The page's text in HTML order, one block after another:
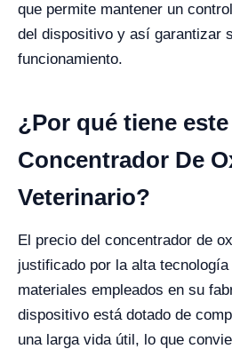
que permite mantener un
del dispositivo y así garantizar
funcionamiento.
¿Por qué tiene
Concentrador De
Veterinario?
El precio del concentrador de
justificado por la alta
materiales empleados en su
dispositivo está dotado de
una larga vida útil, lo que